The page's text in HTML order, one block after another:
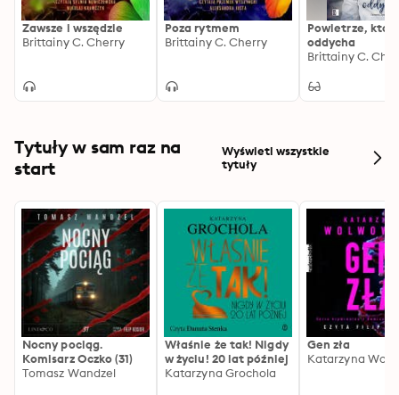
Zawsze i wszędzie
Brittainy C. Cherry
Poza rytmem
Brittainy C. Cherry
Powietrze,
oddycha
Brittainy C.
Tytuły w sam raz na
start
Wyświetl wszystkie
tytuły
Nocny pociąg.
Komisarz Oczko (31)
Tomasz Wandzel
Właśnie że tak! Nigdy
w życiu! 20 lat później
Katarzyna Grochola
Gen zła
Katarzyna